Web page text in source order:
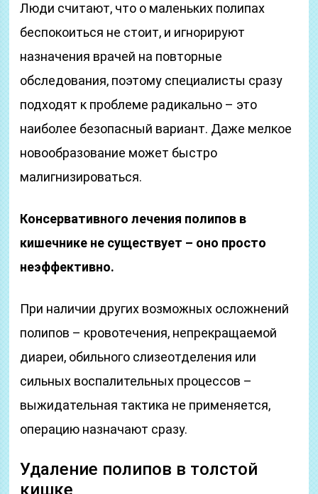
Люди считают, что о маленьких полипах
беспокоиться не стоит, и игнорируют
назначения врачей на повторные
обследования, поэтому специалисты сразу
подходят к проблеме радикально – это
наиболее безопасный вариант. Даже мелкое
новообразование может быстро
малигнизироваться.
Консервативного лечения полипов в
кишечнике не существует – оно просто
неэффективно.
При наличии других возможных осложнений
полипов – кровотечения, непрекращаемой
диареи, обильного слизеотделения или
сильных воспалительных процессов –
выжидательная тактика не применяется,
операцию назначают сразу.
Удаление полипов в толстой
кишке